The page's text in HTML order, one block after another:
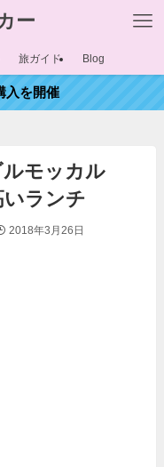
ー
旅ガイド Blog
入を開催
ルモッカル
いランチ
2018年3月26日